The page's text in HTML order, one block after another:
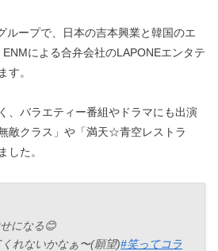
ループで、日本の吉本興業と韓国のエ
による合弁会社のLAPONEエンタテ
す。
、バラエティー番組やドラマにも出演
敵クラス」や「満天☆青空レストラ
した。
になる😊
れないかなぁ〜(願望)#笑ってコラ